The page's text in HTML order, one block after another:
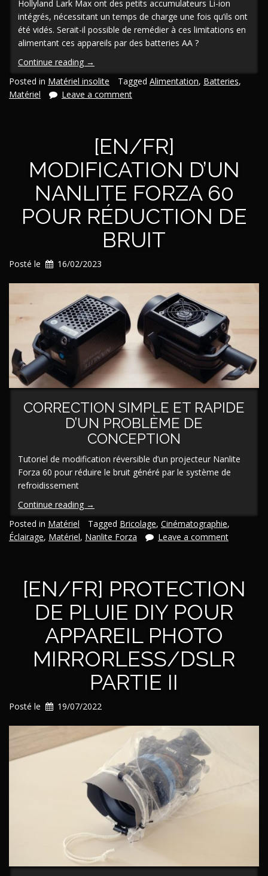
Hollyland Lark Max ont des petits accumulateurs Li-ion
intégrés, nécessitant un temps de charge une fois qu’ils ont
été vidés. Serait-il possible de remédier à ces limitations en
alimentant ces appareils par des batteries AA ?
Continue reading « [En/Fr]
Alimenter
les
petits
par
piles
AA »
→
Posted in Matériel insolite Tagged Alimentation, Batteries,
Matériel
Leave a comment
[EN/FR]
MODIFICATION D’UN
NANLITE FORZA 60
POUR RÉDUCTION DE
BRUIT
Posté le 16/02/2023
CORRECTION SIMPLE ET RAPIDE
D’UN PROBLÈME DE
CONCEPTION
Tutoriel de modification réversible d’un projecteur Nanlite
Forza 60 pour réduire le bruit généré par le système de
refroidissement
Continue reading « [En/Fr]
Modification
d’un
Nanlite
pour
réduction
bruit »
→
Posted in Matériel Tagged Bricolage, Cinématographie,
Éclairage, Matériel, Nanlite Forza Leave a comment
[EN/FR] PROTECTION
DE PLUIE DIY POUR
APPAREIL PHOTO
MIRRORLESS/DSLR
PARTIE II
Posté le 19/07/2022